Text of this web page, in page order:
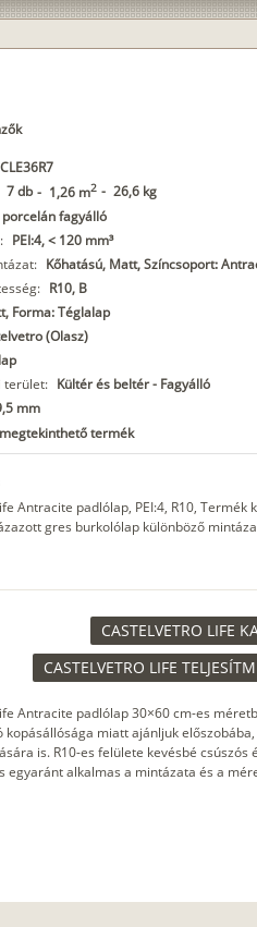
CLE36R7
7 db - 1,26 m2 - 26,6 kg
fagyálló
PEI:4, < 120 mm³
Kőhatású, Matt, Színcsoport:
R10, B
Forma: Téglalap
(Olasz)
terület: Kültér és beltér - Fagyálló
mm
termék
Antracite padlólap, PEI:4, R10, Termék
gres burkolólap különböző
CASTELVETRO LIFE
CASTELVETRO LIFE
Antracite padlólap 30×60 cm-es
kopásállósága miatt ajánljuk
is. R10-es felülete kevésbé
egyaránt alkalmas a mintázata és a